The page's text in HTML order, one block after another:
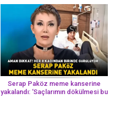
Serap Paköz meme kanserine
yakalandı: ‘Saçlarımın dökülmesi bu